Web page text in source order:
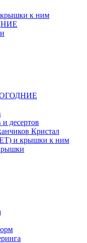
к ним
десертов
Кристал
и крышки к ним